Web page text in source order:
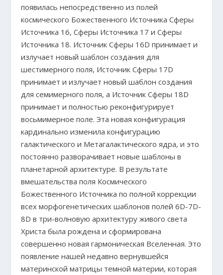
появилась непосредственно из полей
космического Божественного Источника Сферы
Источника 16, Сферы Источника 17 и Сферы
Источника 18. Источник Сферы 16D принимает и
излучает новый шаблон создания для
шестимерного поля, Источник Сферы 17D
принимает и излучает новый шаблон создания
для семимерного поля, а Источник Сферы 18D
принимает и полностью реконфигурирует
восьмимерное поле. Эта новая конфигурация
кардинально изменила конфигурацию
галактического и Метагалактического ядра, и это
постоянно разворачивает новые шаблоны в
планетарной архитектуре. В результате
вмешательства поля Космического
Божественного Источника по полной коррекции
всех морфогенетических шаблонов полей 6D-7D-
8D в три-волновую архитектуру живого света
Христа была рождена и сформирована
совершенно новая гармоническая Вселенная. Это
появление нашей недавно вернувшейся
материнской матрицы темной материи, которая